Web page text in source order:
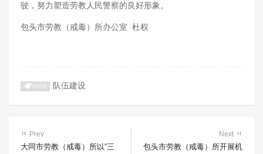
驶，努力塑造劳教人民警察的良好形象。
包头市劳教（戒毒）所办公室 杜权
TAGS 队伍建设
Prev
大同市劳教（戒毒）所以“三
Next
包头市劳教（戒毒）所开展机